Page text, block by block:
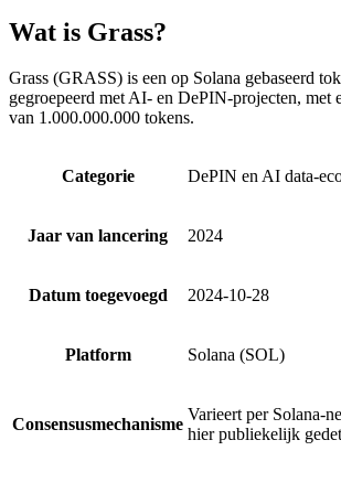
Wat is Grass?
Grass (GRASS) is een op Solana gebaseerd
gegroepeerd met AI- en DePIN-projecten, met
van 1.000.000.000 tokens.
Categorie DePIN en AI data-
Jaar van lancering 2024
Datum toegevoegd 2024-10-28
Platform Solana (SOL)
Consensusmechanisme
Varieert per Solana-
hier publiekelijk